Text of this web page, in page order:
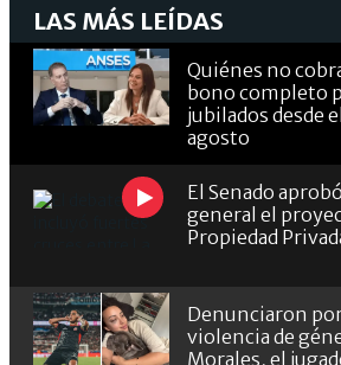
LAS MÁS LEÍDAS
Quiénes no
bono completo
jubilados desde
agosto
El Senado
general el
Propiedad
Denunciaron
violencia de
Morales, el